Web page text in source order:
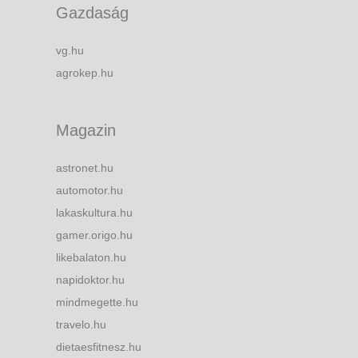
Gazdaság
vg.hu
agrokep.hu
Magazin
astronet.hu
automotor.hu
lakaskultura.hu
gamer.origo.hu
likebalaton.hu
napidoktor.hu
mindmegette.hu
travelo.hu
dietaesfitnesz.hu